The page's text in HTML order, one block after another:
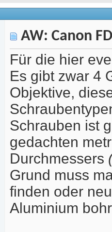
AW: Canon
Für die hier
Es gibt zwar 4
Objektive,
Schrauben ist
gedachten
Durchmessers
Grund muss
finden oder
Aluminium